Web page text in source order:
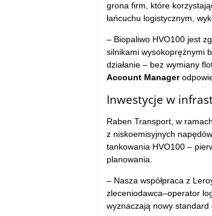
grona firm, które
łańcuchu logistycznym,
– Biopaliwo HVO100 jest
silnikami wysokoprężnymi
działanie – bez wymiany
Account Manager
Inwestycje w
Raben Transport, w
z niskoemisyjnych
tankowania HVO100 –
planowania.
– Nasza współpraca z
zleceniodawca–operator
wyznaczają nowy